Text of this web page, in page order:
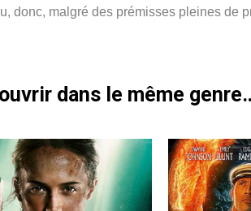
donc, malgré des prémisses pleines de
dans le même